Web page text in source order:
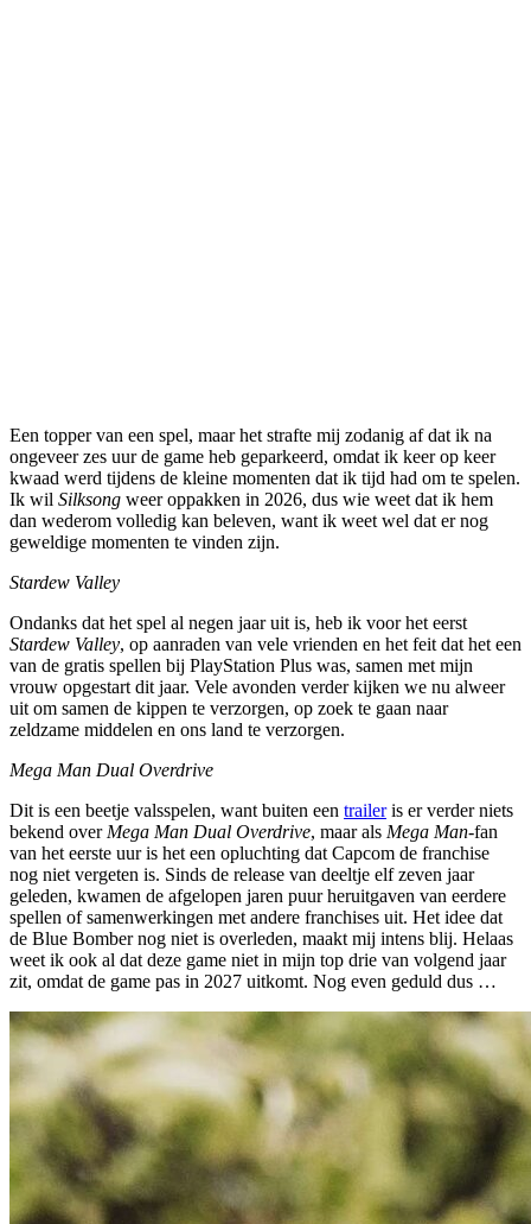
Een topper van een spel, maar het strafte mij zodanig af dat ik na
ongeveer zes uur de game heb geparkeerd, omdat ik keer op keer
kwaad werd tijdens de kleine momenten dat ik tijd had om te spelen.
Ik wil Silksong weer oppakken in 2026, dus wie weet dat ik hem
dan wederom volledig kan beleven, want ik weet wel dat er nog
geweldige momenten te vinden zijn.
Stardew Valley
Ondanks dat het spel al negen jaar uit is, heb ik voor het eerst
Stardew Valley, op aanraden van vele vrienden en het feit dat het een
van de gratis spellen bij PlayStation Plus was, samen met mijn
vrouw opgestart dit jaar. Vele avonden verder kijken we nu alweer
uit om samen de kippen te verzorgen, op zoek te gaan naar
zeldzame middelen en ons land te verzorgen.
Mega Man Dual Overdrive
Dit is een beetje valsspelen, want buiten een traileris er verder niets
bekend over Mega Man Dual Overdrive, maar als Mega Man-fan
van het eerste uur is het een opluchting dat Capcom de franchise
nog niet vergeten is. Sinds de release van deeltje elf zeven jaar
geleden, kwamen de afgelopen jaren puur heruitgaven van eerdere
spellen of samenwerkingen met andere franchises uit. Het idee dat
de Blue Bomber nog niet is overleden, maakt mij intens blij. Helaas
weet ik ook al dat deze game niet in mijn top drie van volgend jaar
zit, omdat de game pas in 2027 uitkomt. Nog even geduld dus …